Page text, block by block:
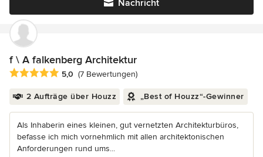
Nachricht
f \ A falkenberg Architektur
Durchschnittliche Bewertung: 5 von 5 Sternen
5,0 (7 Bewertungen)
2 Aufträge über Houzz „Best of Houzz“-Gewinner
Als Inhaberin eines kleinen, gut vernetzten Architekturbüros,
befasse ich mich vornehmlich mit allen architektonischen
Anforderungen rund ums...